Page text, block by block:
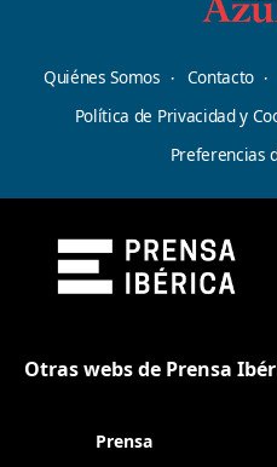
Quiénes Somos Contacto
Política de Privacidad y
Preferencias
Otras webs de Prensa
Prensa